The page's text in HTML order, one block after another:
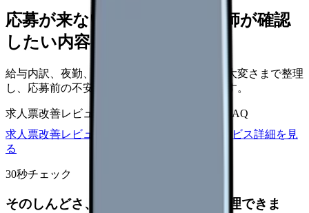
応募が来ない求人票を、看護師が確認
したい内容に直せます
給与内訳、夜勤、休日、教育、職場の正直な大変さまで整理
し、応募前の不安を減らす求人票へ改善します。
求人票改善レビュー
応募前FAQ
求人票改善レビューの見積もりを依頼
サービス詳細を見
る
30秒チェック
そのしんどさ、転職すべきサインか整理できま